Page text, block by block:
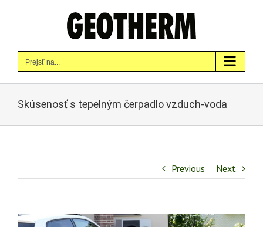
Prejsť na...
Skúsenosť s tepelným čerpadlo vzduch-voda
Previous Next
Zobraziť